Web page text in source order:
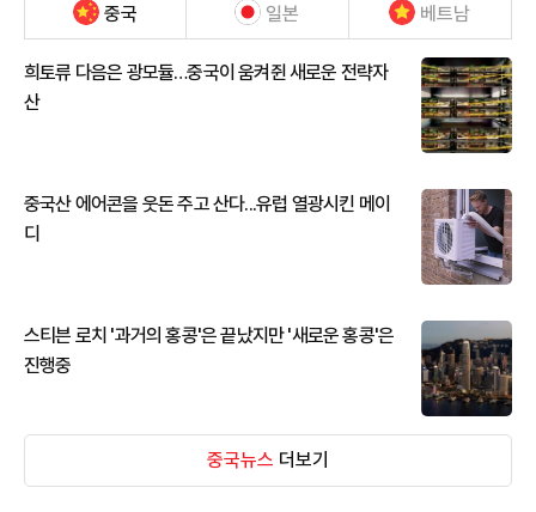
중국 일본 베트남
희토류 다음은 광모듈…중국이 움켜쥔 새로운 전략자
산
중국산 에어콘을 웃돈 주고 산다...유럽 열광시킨 메이
디
스티븐 로치 '과거의 홍콩'은 끝났지만 '새로운 홍콩'은
진행중
중국뉴스 더보기